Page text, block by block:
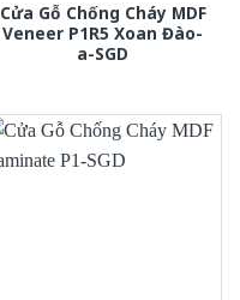
Cửa Gỗ Chống Cháy MDF
Veneer P1R5 Xoan Đào-
a-SGD